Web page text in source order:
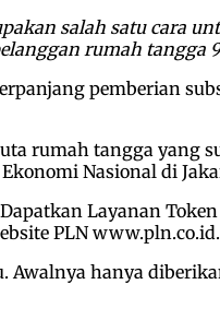
salah satu cara
rumah tangga
pemberian
rumah tangga
Nasional di
Layanan
PLN www.pln.co.id.
hanya